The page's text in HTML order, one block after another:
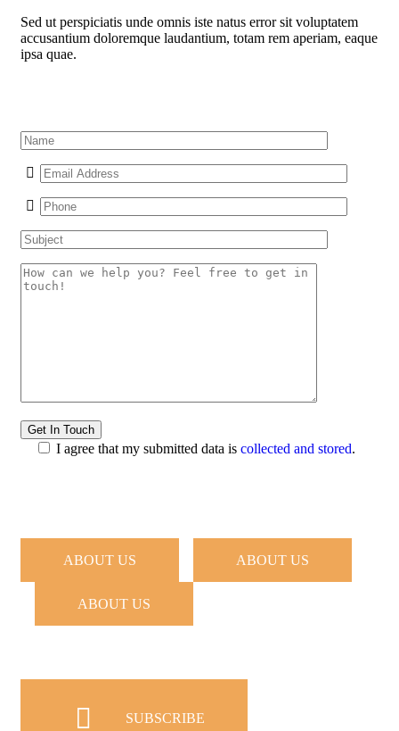
Sed ut perspiciatis unde omnis iste natus error sit voluptatem
accusantium doloremque laudantium, totam rem aperiam, eaque
ipsa quae.
I agree that my submitted data is collected and stored.
ABOUT US ABOUT US
ABOUT US
SUBSCRIBE